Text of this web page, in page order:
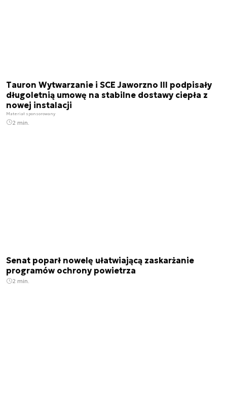
Tauron Wytwarzanie i SCE Jaworzno III podpisały
długoletnią umowę na stabilne dostawy ciepła z
nowej instalacji
Materiał sponsorowany
2 min.
Senat poparł nowelę ułatwiającą zaskarżanie
programów ochrony powietrza
2 min.